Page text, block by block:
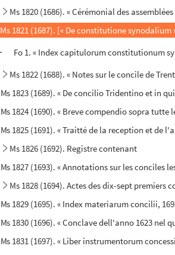
Ms 1820 (1686). « Cérémonial des
Ms 1821 (1687). [« De constitutione synodalium
Fo 1. « Index capitulorum constitutionum
Ms 1822 (1688). « Notes sur le concile de
Ms 1823 (1689). « De concilio Tridentino et in
Ms 1824 (1690). « Breve compendio sopra
Ms 1825 (1691). « Traitté de la reception et de
Ms 1826 (1692). Registre contenant
Ms 1827 (1693). « Annotations sur les
Ms 1828 (1694). Actes des dix-sept premiers
Ms 1829 (1695). « Index materiarum concilii,
Ms 1830 (1696). « Conclave dell'anno 1623
Ms 1831 (1697). « Liber instrumentorum